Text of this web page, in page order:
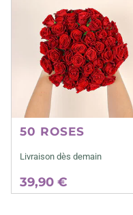
50 ROSES
Livraison dès demain
39,90 €